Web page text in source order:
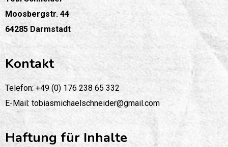
Moosbergstr. 44
64285 Darmstadt
Kontakt
Telefon: +49 (0) 176 238 65 332
E-Mail: tobiasmichaelschneider@gmail.com
Haftung für Inhalte